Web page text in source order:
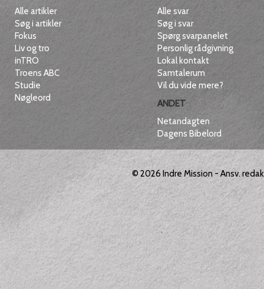
Alle artikler
Søg i artikler
Fokus
Liv og tro
inTRO
Troens ABC
Studie
Nøgleord
Alle svar
Søg i svar
Spørg svarpanelet
Personlig rådgivning
Lokal kontakt
Samtalerum
Vil du vide mere?
ANDET
Netandagten
Dagens Bibelord
© 2026 Indre Mission- Ansv.